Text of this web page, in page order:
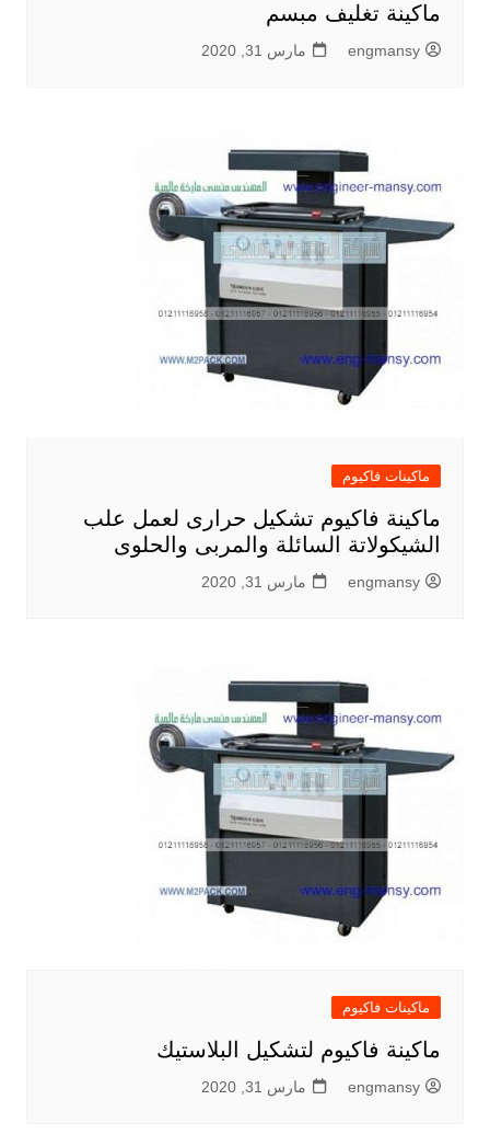
ماكينة تغليف مبسم
engmansy مارس 31, 2020
ماكينات فاكيوم
ماكينة فاكيوم تشكيل حرارى لعمل علب
الشيكولاتة السائلة والمربى والحلوى
engmansy مارس 31, 2020
ماكينات فاكيوم
ماكينة فاكيوم لتشكيل البلاستيك
engmansy مارس 31, 2020